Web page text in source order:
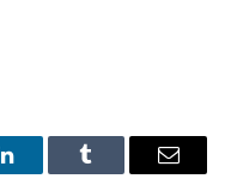
LinkedInTumblr Email